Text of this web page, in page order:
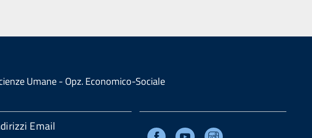
Umane - Opz. Economico-Sociale
Email Facebook Youtube